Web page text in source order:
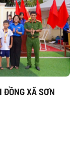
ĐỒNG XÃ SƠN